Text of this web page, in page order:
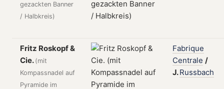
gezackten Banner
/ Halbkreis)
Fritz Roskopf &
Cie. (mit
Kompassnadel auf
Pyramide im
Fabrique
Centrale /
J.Russbach